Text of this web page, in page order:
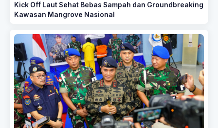
Kick Off Laut Sehat Bebas Sampah dan Groundbreaking
Kawasan Mangrove Nasional